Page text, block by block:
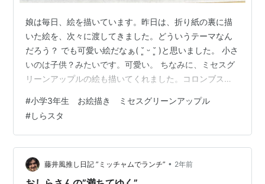
娘は毎日、絵を描いています。昨日は、折り紙の裏に描
いた絵を、次々に渡してきました。どういうテーマなん
だろう？ でも可愛い絵だなぁ( ˘͈ ᵕ ˘͈ )と思いました。 小さ
いのは子供？みたいです。可愛い。 ちなみに、ミセスグ
リーンアップルの絵も描いてくれました。コロンブスの
こか似てる（笑） ↓ これからも、たくさん絵を描いても
らおうと思いました( ˘͈ ᵕ ˘͈ )
#小学3年生 お絵描き ミセスグリーンアップル
#しらスタ
藤井風推し日記 ”ミッチャムでランチ” • 2年前